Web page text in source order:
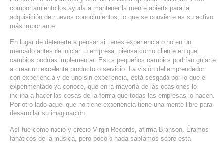
SERVICIOS DE TI
ASESORÍA TECNOLÓGICA
TRANSFORMACIÓN DIGITAL
PORTAFOLIO
CONTACTO
comportamiento los ayuda a mantener la mente abierta para la
adquisición de nuevos conocimientos, lo que se convierte es su activo
más importante.
En lugar de detenerte a pensar si tienes experiencia o no en un
mercado antes de iniciar tu empresa, piensa como cliente en que
cambios podrías implementar. Estos pequeños cambios podrían guiarte
a crear un excelente producto o servicio. La visión del emprendedor
con experiencia y de uno sin experiencia, está sesgada por lo que el
experimentado ya conoce, que en la mayoría de las ocasiones lo
inclina a hacer las cosas de la forma que todas las empresas lo hacen.
Por otro lado aquel que no tiene experiencia tiene una mente libre para
desarrollar su imaginación.
Así fue como nació y creció Virgin Records, afirma Branson. Éramos
fanáticos de la música, pero poco o nada sabíamos sobre esta